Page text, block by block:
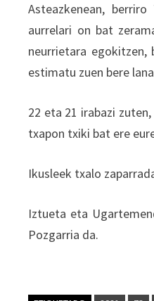
Asteazkenean,
aurrelari on bat
neurrietara
estimatu zuen bere
22 eta 21 irabazi
txapon txiki bat ere
Ikusleek txalo
Iztueta eta
Pozgarria da.